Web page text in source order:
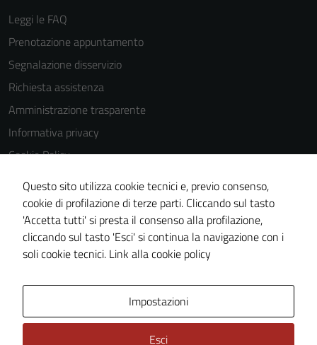
Leggi le FAQ
Prenotazione appuntamento
Segnalazione disservizio
Richiesta assistenza
Amministrazione trasparente
Informativa privacy
Cookie Policy
Note legali
Dichiarazione di accessibilità
Obiettivi di accessibilità
Piano di miglioramento del sito
Questo sito utilizza cookie tecnici e, previo consenso,
cookie di profilazione di terze parti. Cliccando sul tasto
'Accetta tutti' si presta il consenso alla profilazione,
cliccando sul tasto 'Esci' si continua la navigazione con i
soli cookie tecnici. Link alla cookie policy
Impostazioni
Esci